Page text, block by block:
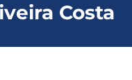
Costa